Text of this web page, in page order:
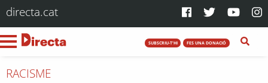
directa.cat
SUBSCRIU-T'HI FES UNA DONACIÓ
RACISME